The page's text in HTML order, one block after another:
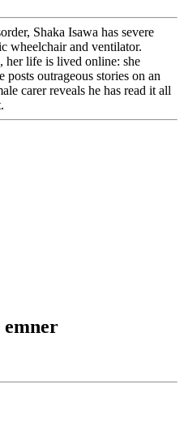
Shaka Isawa has severe
wheelchair and ventilator.
her life is lived online: she
posts outrageous stories on an
carer reveals he has read it all